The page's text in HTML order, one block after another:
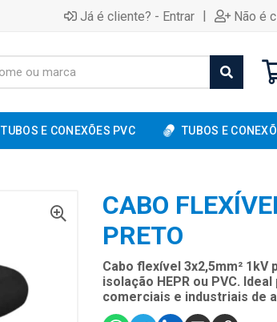
Já é cliente? - Entrar | Não é
TUBOS E CONEXÕES PVC TUBOS E
CABO
PRETO
Cabo flexível 3x2,5mm²
isolação HEPR ou PVC.
comerciais e industriais de